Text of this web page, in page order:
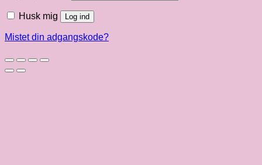
Husk mig Log ind
Mistet din adgangskode?